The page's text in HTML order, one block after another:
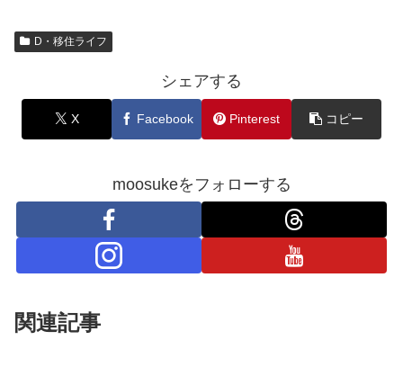
D・移住ライフ
シェアする
X Facebook Pinterest コピー
moosukeをフォローする
関連記事